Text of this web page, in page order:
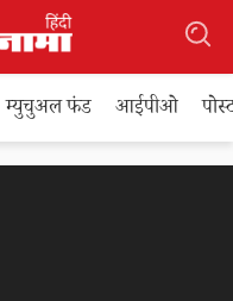
म्युचुअल फंड आईपीओ